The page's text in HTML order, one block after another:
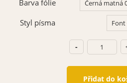
Barva fólie
Styl písma